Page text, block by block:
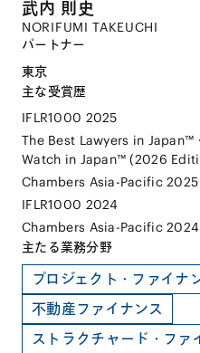
武内 則史
NORIFUMI TAKEUCHI
パートナー
東京
主な受賞歴
IFLR1000 2025
The Best Lawyers in Japan™
Watch in Japan™ (2026
Chambers Asia-Pacific 2025
IFLR1000 2024
Chambers Asia-Pacific 2024
主たる業務分野
プロジェクト・ファイナ
不動産ファイナンス
ストラクチャード・ファ